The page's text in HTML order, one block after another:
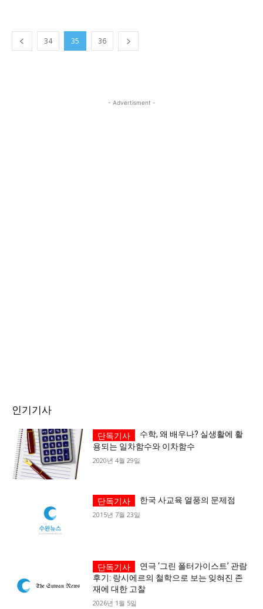
34 35 36
- Advertisment -
인기기사
수학, 왜 배우나? 실생활에 활
용되는 일차함수와 이차함수
2020년 4월 29일
한국 사교육 열풍의 문제점
2015년 7월 23일
연극 ‘그린 폴터가이스트’ 관람
후기: 랑시에르의 철학으로 보는 잊혀진 존
재에 대한 고찰
2026년 1월 5일